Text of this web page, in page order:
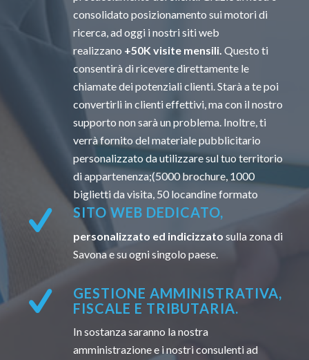
consolidato posizionamento sui motori di
ricerca, ad oggi i nostri siti web
realizzano +50K visite mensili. Questo ti
consentirà di ricevere direttamente le
chiamate dei potenziali clienti. Starà a te poi
convertirli in clienti effettivi, ma con il nostro
supporto non sarà un problema. Inoltre, ti
verrà fornito del materiale pubblicitario
personalizzato da utilizzare sul tuo territorio
di appartenenza;(5000 brochure, 1000
biglietti da visita, 50 locandine formato
SITO WEB DEDICATO,
personalizzato ed indicizzato sulla zona di
Savona e su ogni singolo paese.
GESTIONE AMMINISTRATIVA,
FISCALE E TRIBUTARIA.
In sostanza saranno la nostra
amministrazione e i nostri consulenti ad